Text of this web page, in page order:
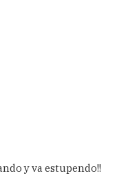
y va estupendo!!